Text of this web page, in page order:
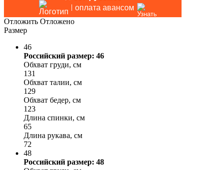
оплата авансом
Отложить Отложено
Размер
46
Российский размер: 46
Обхват груди, см
131
Обхват талии, см
129
Обхват бедер, см
123
Длина спинки, см
65
Длина рукава, см
72
48
Российский размер: 48